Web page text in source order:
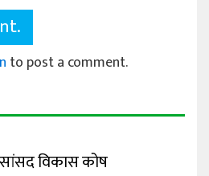
to post a comment.
सांसद विकास कोष